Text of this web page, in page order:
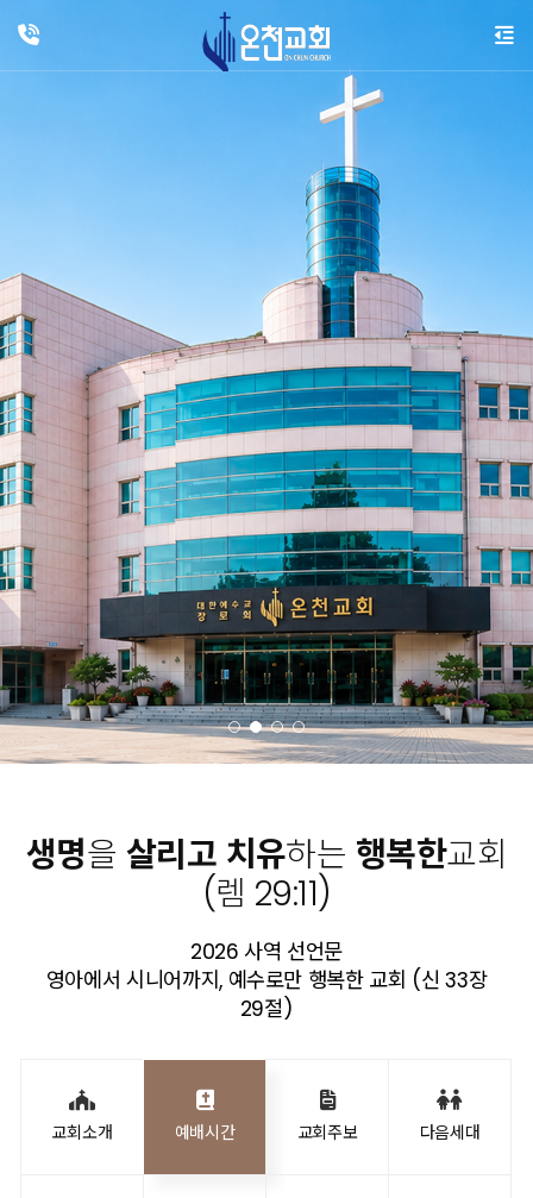
생명을 살리고 치유하는 행복한교회
(렘 29:11)
2026 사역 선언문
영아에서 시니어까지, 예수로만 행복한 교회 (신 33장
29절)
교회소개 예배시간 교회주보 다음세대